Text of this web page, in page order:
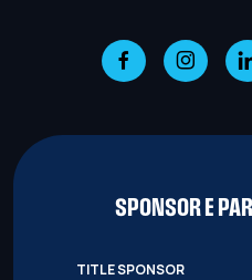
SPONSOR E
TITLE SPONSOR